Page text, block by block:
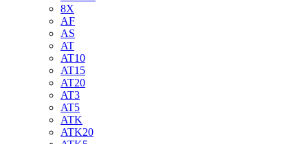
8X
AF
AS
AT
AT10
AT15
AT20
AT3
AT5
ATK
ATK20